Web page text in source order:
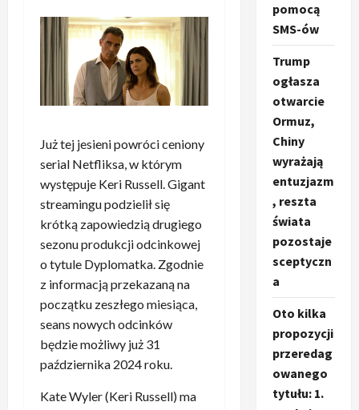
Już tej jesieni powróci ceniony
serial Netfliksa, w którym
występuje Keri Russell. Gigant
streamingu podzielił się
krótką zapowiedzią drugiego
sezonu produkcji odcinkowej
o tytule Dyplomatka. Zgodnie
z informacją przekazaną na
początku zeszłego miesiąca,
seans nowych odcinków
będzie możliwy już 31
października 2024 roku.
Kate Wyler (Keri Russell) ma
pomocą
SMS-ów
Trump
ogłasza
otwarcie
Ormuz,
Chiny
wyrażają
entuzjazm
, reszta
świata
pozostaje
sceptyczn
a
Oto kilka
propozycji
przeredag
owanego
tytułu: 1.